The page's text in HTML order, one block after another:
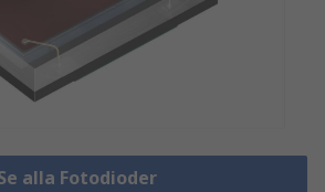
alla Fotodioder